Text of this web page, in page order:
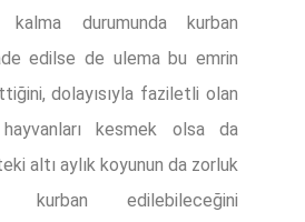
durumunda kurban
edilse de ulema bu emrin
dolayısıyla faziletli olan
kesmek olsa da
altı aylık koyunun da zorluk
edilebileceğini